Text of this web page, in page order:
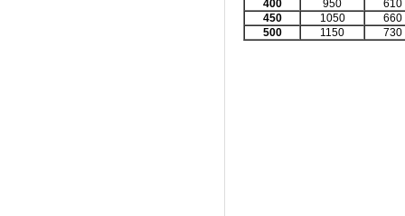
400 950
610
450
1050
660
500
1150 730